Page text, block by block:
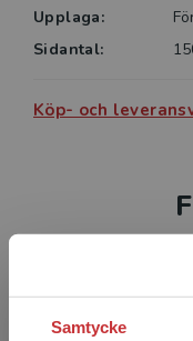
Samtycke
Upplaga:
Sidantal:
Köp- och